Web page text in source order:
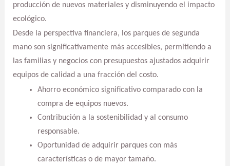
producción de nuevos materiales y disminuyendo el impacto
ecológico.
Desde la perspectiva financiera, los parques de segunda
mano son significativamente más accesibles, permitiendo a
las familias y negocios con presupuestos ajustados adquirir
equipos de calidad a una fracción del costo.
Ahorro económico significativo comparado con la
compra de equipos nuevos.
Contribución a la sostenibilidad y al consumo
responsable.
Oportunidad de adquirir parques con más
características o de mayor tamaño.